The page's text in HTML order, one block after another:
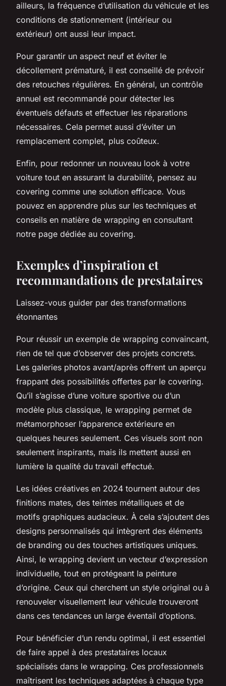
ailleurs, la fréquence d’utilisation du véhicule et les
conditions de stationnement (intérieur ou
extérieur) ont aussi leur impact.
Pour garantir un aspect neuf et éviter le
décollement prématuré, il est conseillé de prévoir
des retouches régulières. En général, un contrôle
annuel est recommandé pour détecter les
éventuels défauts et effectuer les réparations
nécessaires. Cela permet aussi d’éviter un
remplacement complet, plus coûteux.
Enfin, pour redonner un nouveau look à votre
voiture tout en assurant la durabilité, pensez au
covering comme une solution efficace. Vous
pouvez en apprendre plus sur les techniques et
conseils en matière de wrapping en consultant
notre page dédiée au covering.
Exemples d’inspiration et
recommandations de prestataires
Laissez-vous guider par des transformations
étonnantes
Pour réussir un exemple de wrapping convaincant,
rien de tel que d’observer des projets concrets.
Les galeries photos avant/après offrent un aperçu
frappant des possibilités offertes par le covering.
Qu’il s’agisse d’une voiture sportive ou d’un
modèle plus classique, le wrapping permet de
métamorphoser l’apparence extérieure en
quelques heures seulement. Ces visuels sont non
seulement inspirants, mais ils mettent aussi en
lumière la qualité du travail effectué.
Les idées créatives en 2024 tournent autour des
finitions mates, des teintes métalliques et de
motifs graphiques audacieux. À cela s’ajoutent des
designs personnalisés qui intègrent des éléments
de branding ou des touches artistiques uniques.
Ainsi, le wrapping devient un vecteur d’expression
individuelle, tout en protégeant la peinture
d’origine. Ceux qui cherchent un style original ou à
renouveler visuellement leur véhicule trouveront
dans ces tendances un large éventail d’options.
Pour bénéficier d’un rendu optimal, il est essentiel
de faire appel à des prestataires locaux
spécialisés dans le wrapping. Ces professionnels
maîtrisent les techniques adaptées à chaque type